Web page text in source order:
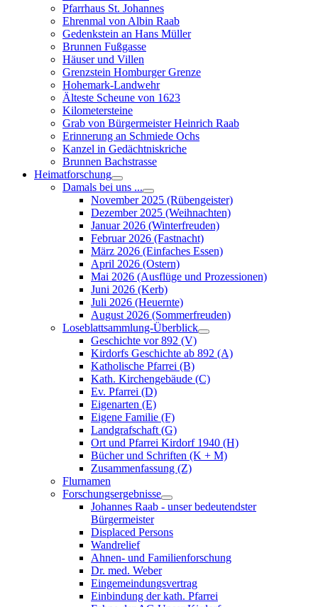
Pfarrhaus St. Johannes
Ehrenmal von Albin Raab
Gedenkstein an Hans Müller
Brunnen Fußgasse
Häuser und Villen
Grenzstein Homburger Grenze
Hohemark-Landwehr
Älteste Scheune von 1623
Kilometersteine
Grab von Bürgermeister Heinrich Raab
Erinnerung an Schmiede Ochs
Kanzel in Gedächtniskriche
Brunnen Bachstrasse
Heimatforschung
Damals bei uns ...
November 2025 (Rübengeister)
Dezember 2025 (Weihnachten)
Januar 2026 (Winterfreuden)
Februar 2026 (Fastnacht)
März 2026 (Einfaches Essen)
April 2026 (Ostern)
Mai 2026 (Ausflüge und Prozessionen)
Juni 2026 (Kerb)
Juli 2026 (Heuernte)
August 2026 (Sommerfreuden)
Loseblattsammlung-Überblick
Geschichte vor 892 (V)
Kirdorfs Geschichte ab 892 (A)
Katholische Pfarrei (B)
Kath. Kirchengebäude (C)
Ev. Pfarrei (D)
Eigenarten (E)
Eigene Familie (F)
Landgrafschaft (G)
Ort und Pfarrei Kirdorf 1940 (H)
Bücher und Schriften (K + M)
Zusammenfassung (Z)
Flurnamen
Forschungsergebnisse
Johannes Raab - unser bedeutendster
Bürgermeister
Displaced Persons
Wandrelief
Ahnen- und Familienforschung
Dr. med. Weber
Eingemeindungsvertrag
Einbindung der kath. Pfarrei